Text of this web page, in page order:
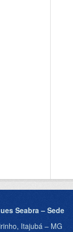
Seabra – Sede
Itajubá – MG